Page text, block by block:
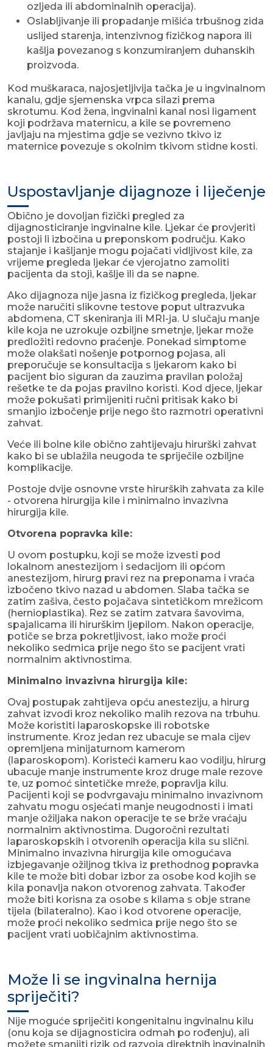
ozljeda ili abdominalnih operacija).
Oslabljivanje ili propadanje mišića trbušnog zida
uslijed starenja, intenzivnog fizičkog napora ili
kašlja povezanog s konzumiranjem duhanskih
proizvoda.
Kod muškaraca, najosjetljivija tačka je u ingvinalnom
kanalu, gdje sjemenska vrpca silazi prema
skrotumu. Kod žena, ingvinalni kanal nosi ligament
koji podržava maternicu, a kile se povremeno
javljaju na mjestima gdje se vezivno tkivo iz
maternice povezuje s okolnim tkivom stidne kosti.
Uspostavljanje dijagnoze i liječenje
Obično je dovoljan fizički pregled za
dijagnosticiranje ingvinalne kile. Ljekar će provjeriti
postoji li izbočina u preponskom području. Kako
stajanje i kašljanje mogu pojačati vidljivost kile, za
vrijeme pregleda ljekar će vjerojatno zamoliti
pacijenta da stoji, kašlje ili da se napne.
Ako dijagnoza nije jasna iz fizičkog pregleda, ljekar
može naručiti slikovne testove poput ultrazvuka
abdomena, CT skeniranja ili MRI-ja. U slučaju manje
kile koja ne uzrokuje ozbiljne smetnje, ljekar može
predložiti redovno praćenje. Ponekad simptome
može olakšati nošenje potpornog pojasa, ali
preporučuje se konsultacija s ljekarom kako bi
pacijent bio siguran da zauzima pravilan položaj
rešetke te da pojas pravilno koristi. Kod djece, ljekar
može pokušati primijeniti ručni pritisak kako bi
smanjio izbočenje prije nego što razmotri operativni
zahvat.
Veće ili bolne kile obično zahtijevaju hirurški zahvat
kako bi se ublažila neugoda te spriječile ozbiljne
komplikacije.
Postoje dvije osnovne vrste hirurških zahvata za kile
- otvorena hirurgija kile i minimalno invazivna
hirurgija kile.
Otvorena popravka kile:
U ovom postupku, koji se može izvesti pod
lokalnom anestezijom i sedacijom ili općom
anestezijom, hirurg pravi rez na preponama i vraća
izbočeno tkivo nazad u abdomen. Slaba tačka se
zatim zašiva, često pojačava sintetičkom mrežicom
(hernioplastika). Rez se zatim zatvara šavovima,
spajalicama ili hirurškim ljepilom. Nakon operacije,
potiče se brza pokretljivost, iako može proći
nekoliko sedmica prije nego što se pacijent vrati
normalnim aktivnostima.
Minimalno invazivna hirurgija kile:
Ovaj postupak zahtijeva opću anesteziju, a hirurg
zahvat izvodi kroz nekoliko malih rezova na trbuhu.
Može koristiti laparoskopske ili robotske
instrumente. Kroz jedan rez ubacuje se mala cijev
opremljena minijaturnom kamerom
(laparoskopom). Koristeći kameru kao vodilju, hirurg
ubacuje manje instrumente kroz druge male rezove
te, uz pomoć sintetičke mreže, popravlja kilu.
Pacijenti koji se podvrgavaju minimalno invazivnom
zahvatu mogu osjećati manje neugodnosti i imati
manje ožiljaka nakon operacije te se brže vraćaju
normalnim aktivnostima. Dugoročni rezultati
laparoskopskih i otvorenih operacija kila su slični.
Minimalno invazivna hirurgija kile omogućava
izbjegavanje ožiljnog tkiva iz prethodnog popravka
kile te može biti dobar izbor za osobe kod kojih se
kila ponavlja nakon otvorenog zahvata. Također
može biti korisna za osobe s kilama s obje strane
tijela (bilateralno). Kao i kod otvorene operacije,
može proći nekoliko sedmica prije nego što se
pacijent vrati uobičajnim aktivnostima.
Može li se ingvinalna hernija
spriječiti?
Nije moguće spriječiti kongenitalnu ingvinalnu kilu
(onu koja se dijagnosticira odmah po rođenju), ali
možete smanjiti rizik od razvoja direktnih ingvinalnih